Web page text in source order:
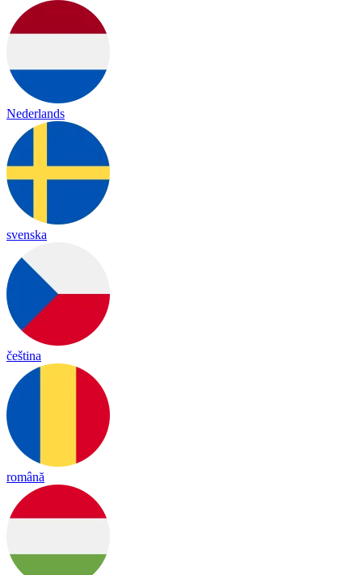
Nederlands
svenska
čeština
română